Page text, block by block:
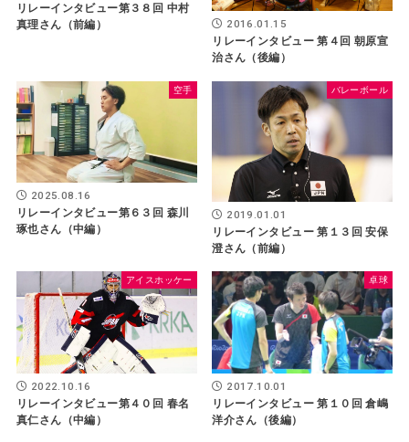
リレーインタビュー第３８回 中村
真理さん（前編）
2016.01.15
リレーインタビュー 第４回 朝原宣
治さん（後編）
空手
2025.08.16
リレーインタビュー第６３回 森川
琢也さん（中編）
バレーボール
2019.01.01
リレーインタビュー 第１３回 安保
澄さん（前編）
アイスホッケー
2022.10.16
リレーインタビュー第４０回 春名
真仁さん（中編）
卓球
2017.10.01
リレーインタビュー 第１０回 倉嶋
洋介さん（後編）